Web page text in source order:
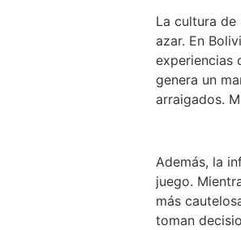
La cultura de
azar. En
experiencias
genera un
arraigados.
Además, la
juego.
más
toman